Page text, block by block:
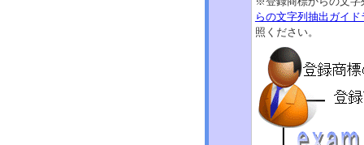
らの文字列抽出ガイ
照ください。